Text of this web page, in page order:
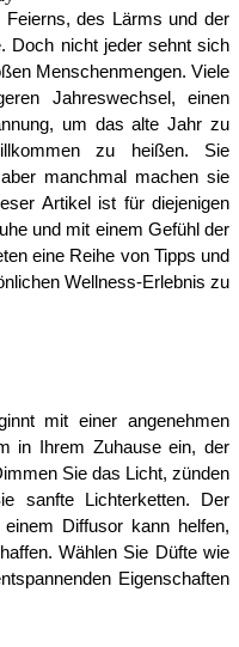
des Lärms und der
Doch nicht jeder sehnt sich
Menschenmengen. Viele
Jahreswechsel, einen
um das alte Jahr zu
zu heißen. Sie
manchmal machen sie
Artikel ist für diejenigen
und mit einem Gefühl der
eine Reihe von Tipps und
Wellness-Erlebnis zu
mit einer angenehmen
in Ihrem Zuhause ein, der
Sie das Licht, zünden
sanfte Lichterketten. Der
Diffusor kann helfen,
Wählen Sie Düfte wie
Eigenschaften